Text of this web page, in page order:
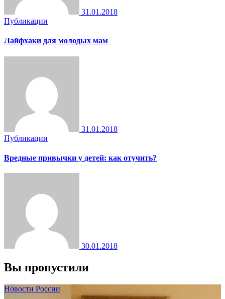
31.01.2018
Публикации
Лайфхаки для молодых мам
31.01.2018
Публикации
Вредные привычки у детей: как отучить?
30.01.2018
Вы пропустили
Новости России